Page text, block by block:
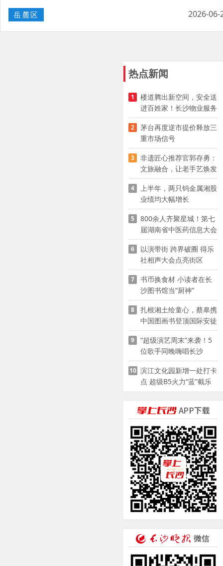
岳麓区 2026-06-
热点新闻
1
楼道腾出新空间，安全送
进百姓家！长沙物业服务
企业迅速推进“四大行动”
2
茅台再度逆市提价释放三
重市场信号
3
非遗匠心推荐官郭存勇：
文旅融合，让老手艺焕发
新生｜“五老”话星城
4
上半年，两只钨金属湘股
业绩均大幅增长
5
800余人齐聚星城！第七
届湖南省中医药信息大会
开幕，AI正在“读懂”古老
中医
6
以演带街 跨界破圈 得乐
社相声大会点亮街区
7
书币换食材 小读者在长
沙图书馆当“厨神”
8
扎根湘土绘童心，蔡皋携
中国图画书登顶国际安徒
生奖
9
“超级演艺周末”来袭！5
位歌手同晚嗨唱长沙
10 滨江文化园新增一处打卡
点 超级B5火力“蓝”截乐